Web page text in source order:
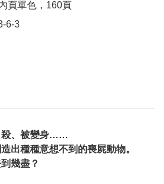
頁單色，160頁
6-3
殺、被變身……
出種種意想不到的喪屍動物。
幾盡？